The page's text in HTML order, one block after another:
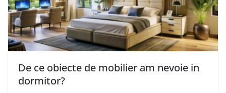
De ce obiecte de mobilier am nevoie in
dormitor?